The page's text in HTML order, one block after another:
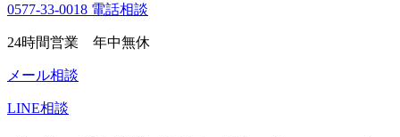
0577-33-0018 電話相談
24時間営業 年中無休
メール相談
LINE相談